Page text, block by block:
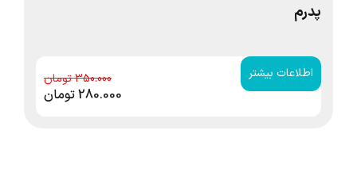
پدرم
اطلاعات بیشتر 350.000
280.000تومان